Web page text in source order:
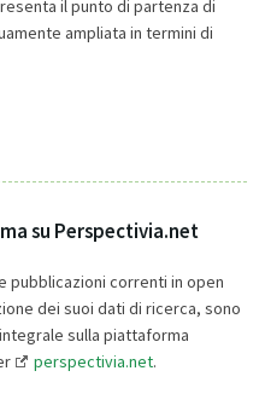
il punto di partenza di
ampliata in termini di
su Perspectivia.net
pubblicazioni correnti in open
dei suoi dati di ricerca, sono
sulla piattaforma
perspectivia.net.